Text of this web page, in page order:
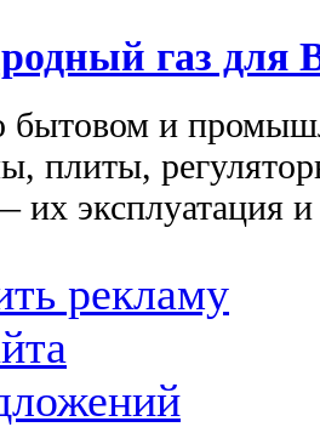
газ для
бытовом и
плиты,
их эксплуатация
рекламу